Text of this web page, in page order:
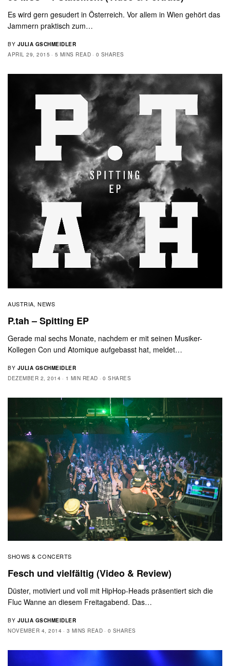
Es wird gern gesudert in Österreich. Vor allem in Wien gehört das
Jammern praktisch zum…
BY JULIA GSCHMEIDLER
APRIL 29, 2015
5 MINS READ 0 SHARES
AUSTRIA, NEWS
P.tah – Spitting EP
Gerade mal sechs Monate, nachdem er mit seinen Musiker-
Kollegen Con und Atomique aufgebasst hat, meldet…
BY JULIA GSCHMEIDLER
DEZEMBER 2, 2014
1 MIN READ 0 SHARES
SHOWS & CONCERTS
Fesch und vielfältig (Video & Review)
Düster, motiviert und voll mit HipHop-Heads präsentiert sich die
Fluc Wanne an diesem Freitagabend. Das…
BY JULIA GSCHMEIDLER
NOVEMBER 4, 2014
3 MINS READ 0 SHARES